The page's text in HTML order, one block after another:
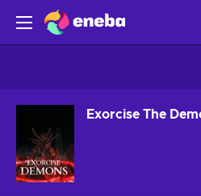
Exorcise The